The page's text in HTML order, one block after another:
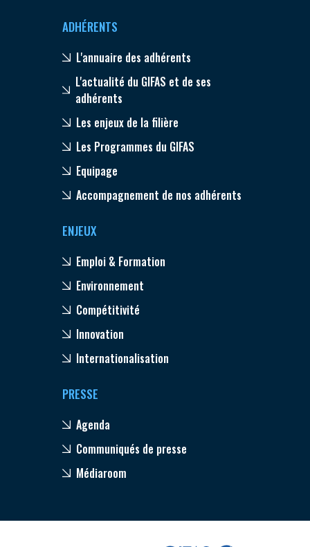
ADHÉRENTS
L'annuaire des adhérents
L'actualité du GIFAS et de ses
adhérents
Les enjeux de la filière
Les Programmes du GIFAS
Equipage
Accompagnement de nos adhérents
ENJEUX
Emploi & Formation
Environnement
Compétitivité
Innovation
Internationalisation
PRESSE
Agenda
Communiqués de presse
Médiaroom